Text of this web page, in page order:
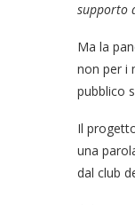
supporto
Ma la
non per i
pubblico
Il
una
dal club